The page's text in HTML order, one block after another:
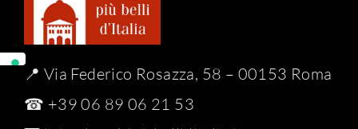
📍 Via Federico Rosazza, 58 – 00153 Roma
☎ +39 06 89 06 21 53